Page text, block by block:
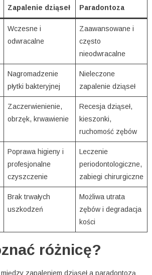
Zapalenie dziąseł Paradontoza
Wczesne i
odwracalne
Zaawansowane i
często
nieodwracalne
Nagromadzenie
płytki bakteryjnej
Nieleczone
zapalenie dziąseł
Zaczerwienienie,
obrzęk, krwawienie
Recesja dziąseł,
kieszonki,
ruchomość zębów
Poprawa higieny i
profesjonalne
czyszczenie
Leczenie
periodontologiczne,
zabiegi chirurgiczne
Brak trwałych
uszkodzeń
Możliwa utrata
zębów i degradacja
kości
różnicę?
zapaleniem dziąseł a paradontozą